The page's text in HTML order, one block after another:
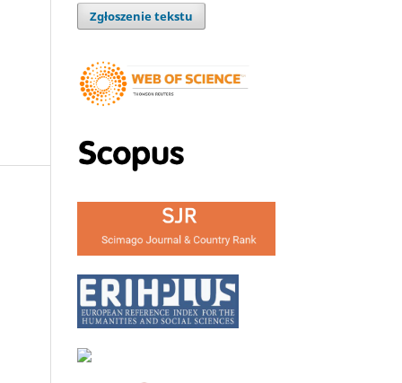
Zgłoszenie tekstu